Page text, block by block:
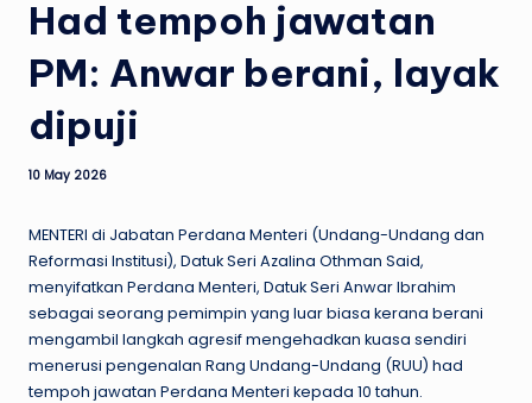
Had tempoh jawatan
PM: Anwar berani, layak
dipuji
10 May 2026
MENTERI di Jabatan Perdana Menteri (Undang-Undang dan
Reformasi Institusi), Datuk Seri Azalina Othman Said,
menyifatkan Perdana Menteri, Datuk Seri Anwar Ibrahim
sebagai seorang pemimpin yang luar biasa kerana berani
mengambil langkah agresif mengehadkan kuasa sendiri
menerusi pengenalan Rang Undang-Undang (RUU) had
tempoh jawatan Perdana Menteri kepada 10 tahun.